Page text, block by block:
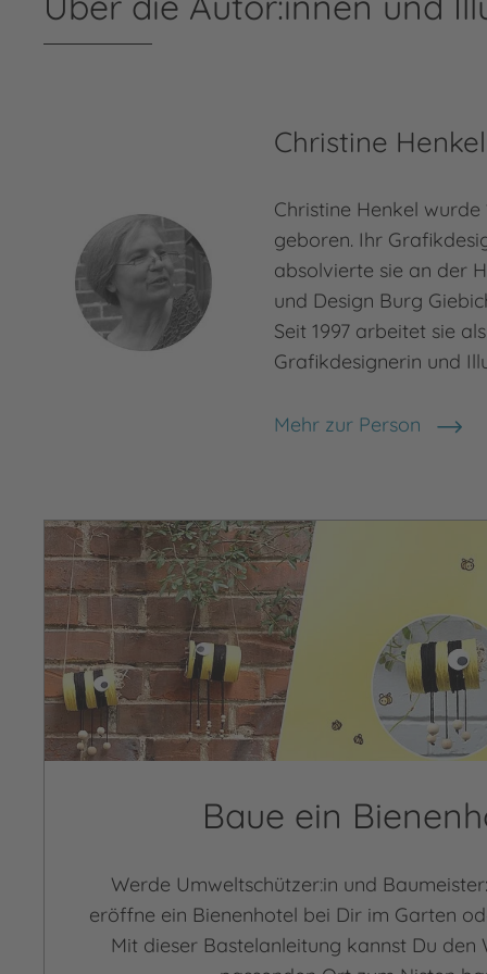
Christine Henkel
Christine Henkel wurde
geboren. Ihr
absolvierte sie an der
und Design Burg
Seit 1997 arbeitet sie
Grafikdesignerin und
Mehr zur Person
Christine Henkel
Baue ein
Werde Umweltschützer:in und
eröffne ein Bienenhotel bei Dir im Garten
Mit dieser Bastelanleitung kannst Du den